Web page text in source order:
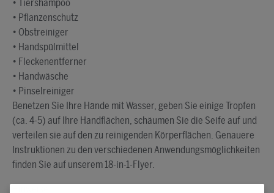
• Tiershampoo
• Pflanzenschutz
• Obstreiniger
• Handspülmittel
• Fleckenentferner
• Handwäsche
• Pinselreiniger
Benetzen Sie Ihre Hände mit Wasser, geben Sie einige Tropfen
(ca. 4-5) auf Ihre Handflächen, schäumen Sie die Seife auf und
verteilen sie auf den zu reinigenden Körperflächen. Genauere
Instruktionen zu den verschiedenen Anwendungsmöglichkeiten
finden Sie auf unserem 18-in-1-Flyer.